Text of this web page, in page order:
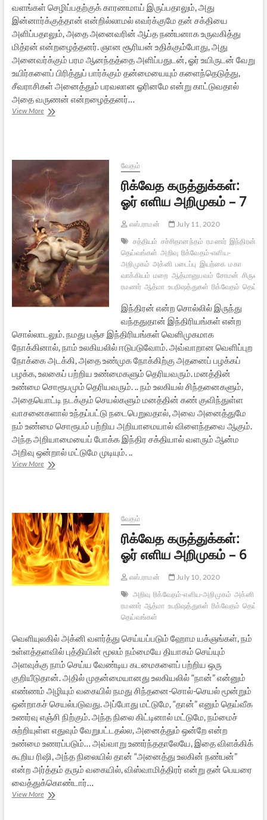
வளங்கள் செழிப்பதற்குக் காரணமாய் இருப்பதாலும், அது
இன்னார்க்குத்தான் என்றில்லாமல் எவர்க்குமே தன் சக்தியை
அளிப்பதாலும், அதை அனைவரின் ஆப்த நண்பனாக உருவகித்து
மித்ரன் என்றழைத்தனர். ஞான சூரியன் உதிக்கும்போது, அது
அனைவர்க்கும் பரம ஆனந்தத்தை அளிப்பதுடன், ஓர் உயிருடன் வேறு
உயிர்களைப் பிரித்துப் பார்க்கும் தன்மையையும் களைந்தெடுத்து,
சீவராசிகள் அனைத்தும் பரவலான ஓரினமே என்று காட்டுவதால்
அதை வருணன் என்றழைத்தனர்…
View Moreரிக்வேத
8
வேதம்
ரிக்வேத கருத்துக்கள்:
ஓர் எளிய அறிமுகம் – 7
எஸ்.ராமன்
July 11, 2020
சத்தியம் சச்சிதானந்தம் ரமணர் இந்திரன்
தெய்வங்கள் அறிவு ரிக்வேதம்-எளிய-
அறிமுகம் அக்னி படைப்பு இயற்கை மகா
வாக்கியம் மறை ஆத்மானுபவம் சோமன் சிருஷ்டி
ரமணர் ஆத்மா உபநிஷத்துகள் ரிக்வேதம் தெய்வம்
இந்திரன் என்ற சொல்லில் இருந்து
வந்ததுதான் இந்திரியங்கள் என்ற
சொல்லாடலும். நமது பஞ்ச இந்திரியங்கள் வெளிமுகமாக
நோக்கினால், நாம் உலகியலில் ஈடுபடுவோம். அவ்வாறான வெளிப்புற
நோக்கை அடக்கி, அதை உண்முக நோக்கிற்கு அதனைப் பழக்கப்
பழக்க, உலகைப் பற்றிய உண்மைகளும் தெரியவரும். மனத்தின்
உண்மை சொரூபமும் தெரியவரும். .. நம் உலகியல் சிந்தனைகளும்,
அதையொட்டி நடக்கும் செயல்களும் மனத்தின் கண் குவிந்துள்ள
வாசனைகளால் உந்தப்பட்டு நடைபெறுவதால், அவை அனைத்துமே
நம் உண்மை சொரூபம் பற்றிய அறியாமையால் விளைந்தவை ஆகும்.
அந்த அறியாமையைப் போக்க இந்திர சக்தியால் வளரும் ஆன்ம
அறிவு ஒன்றால் மட்டுமே முடியும். ..
View Moreரிக்வேத
–
7
வேதம்
ரிக்வேத கருத்துக்கள்:
ஓர் எளிய அறிமுகம் – 6
எஸ்.ராமன்
July 10, 2020
அறிவு ரிக்வேதம்-எளிய-அறிமுகம் அக்னி
ரமணர் ஆத்மா உபநிஷத்துகள் ரிக்வேதம் தெய்வம்
தெய்வங்கள்
வெளியுலகில் அக்னி வளர்த்து செய்யப்படும் ஹோம யக்ஞங்கள், நம்
உள்ளத்தளவில் புத்தியின் மூலம் நம்மையே தியாகம் செய்யும்
அளவுக்கு நாம் செய்ய வேண்டிய கடமைகளைப் பற்றிய ஒரு
குறியீடுதான். அதில் முதன்மையானது உலகியலில் “நான்” என்னும்
எண்ணம் அழியும் வகையில் நமது சிந்தனை-சொல்-செயல் மூன்றும்
ஒன்றாகச் செயல்படுவது. அப்போது மட்டுமே, “தான்” எனும் தெய்வீக
உணர்வு எஞ்சி நிற்கும். அந்த நிலை கிட்டினால் மட்டுமே, நம்மைச்
சுற்றியுள்ள எதுவும் வேறுபட்டதல்ல, அனைத்தும் ஒன்றே என்ற
உண்மை உணரப்படும்… அவ்வாறு உணர்ந்ததாலேயே, இதை விளக்கிக்
கூறிய ரிஷி, அந்த நிலையில் தான் “அனைத்து உலகின் நண்பன்”
என்ற அர்த்தம் தரும் வகையில், விஸ்வாமித்திரர் என்று தன் பெயரை
வைத்துக்கொண்டார்…
View Moreரிக்வேத